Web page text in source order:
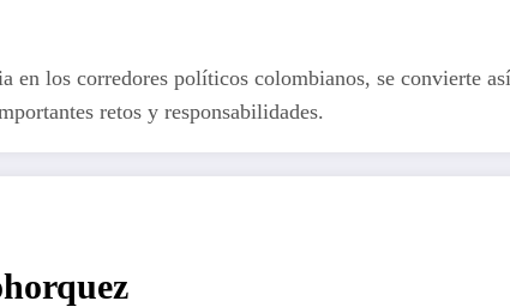
en los corredores políticos colombianos, se convierte
retos y responsabilidades.